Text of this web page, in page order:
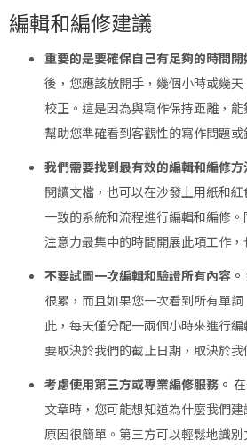
編輯和編修建議
重要的是要確保自己有足夠的時間開
後，您應該放開手，幾個小時或幾
校正。這是因為與寫作保持距離，
幫助您準確看到客觀性的寫作問題或
我們需要找到最有效的編輯和編修方
閱讀文檔，也可以在沙發上用紙和
一致的系統和流程進行編輯和編修
注意力最集中的時間開展此項工作，
不要試圖一次編輯和驗證所有內容。
很累，而且如果您一次看到所有單
此，每天僅分配一兩個小時來進行
要取決於我們的截止日期，取決於我
考慮使用第三方或專業編修服務。
文章時，您可能想知道為什麼我們
原因很簡單。第三方可以輕鬆地識